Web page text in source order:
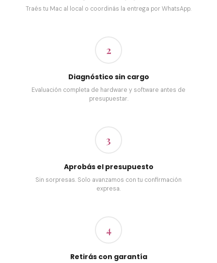
Traés tu Mac al local o coordinás la entrega por WhatsApp.
2
Diagnóstico sin cargo
Evaluación completa de hardware y software antes de
presupuestar.
3
Aprobás el presupuesto
Sin sorpresas. Solo avanzamos con tu confirmación
expresa.
4
Retirás con garantía